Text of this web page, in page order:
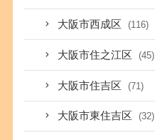
大阪市西成区 (116)
大阪市住之江区 (45)
大阪市住吉区 (71)
大阪市東住吉区 (32)